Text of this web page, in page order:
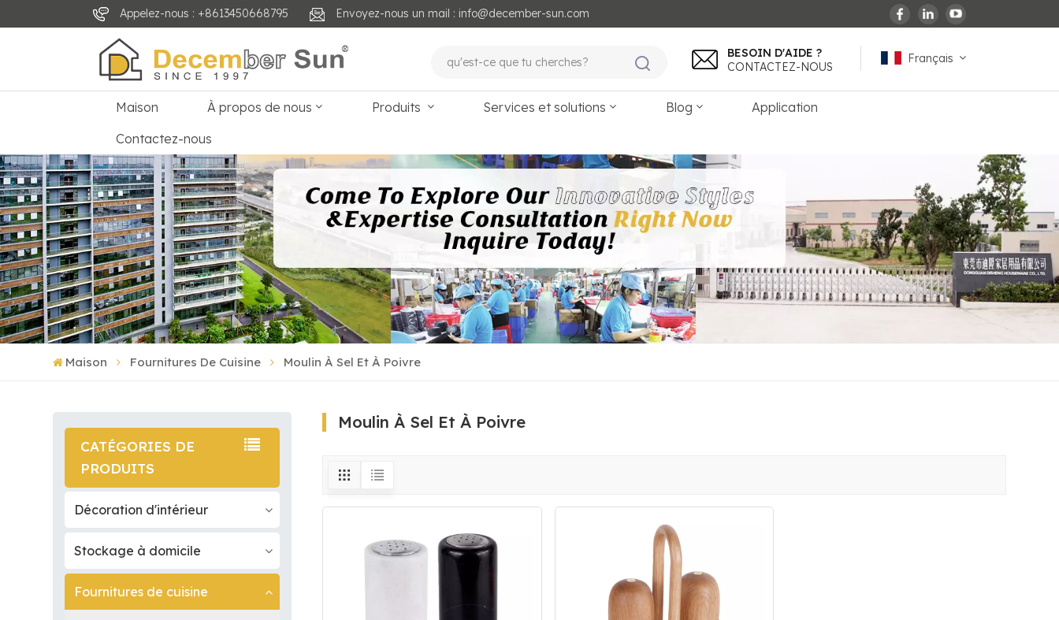
Appelez-nous : +8613450668795 Envoyez-nous un mail : info@december-sun.com
Français
français
Deutsch
العربية
BESOIN D'AIDE ?
CONTACTEZ-NOUS
Maison À propos de nous Produits Services et solutions Blog
Application
Contactez-nous
Maison Fournitures De Cuisine Moulin À Sel Et À Poivre
CATÉGORIES DE
PRODUITS
Décoration d'intérieur
Stockage à domicile
Fournitures de cuisine
Moulin À Sel Et À Poivre